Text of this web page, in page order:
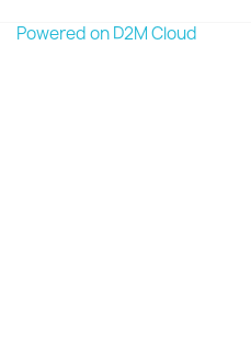
Powered on D2M Cloud